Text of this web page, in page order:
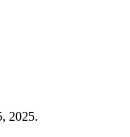
2025.